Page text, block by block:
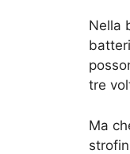
Nella
tre
Ma